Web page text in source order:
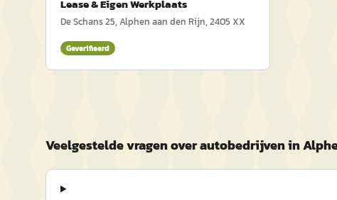
Lease & Eigen Werkplaats
De Schans 25, Alphen aan den Rijn, 2405 XX
Geverifieerd
Veelgestelde vragen over autobedrijven in